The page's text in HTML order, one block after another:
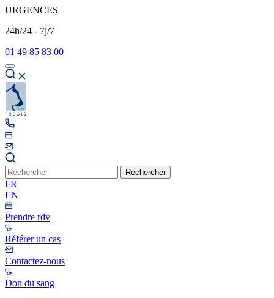
URGENCES
24h/24 - 7j/7
01 49 85 83 00
Rechercher
FR
EN
Prendre rdv
Référer un cas
Contactez-nous
Don du sang